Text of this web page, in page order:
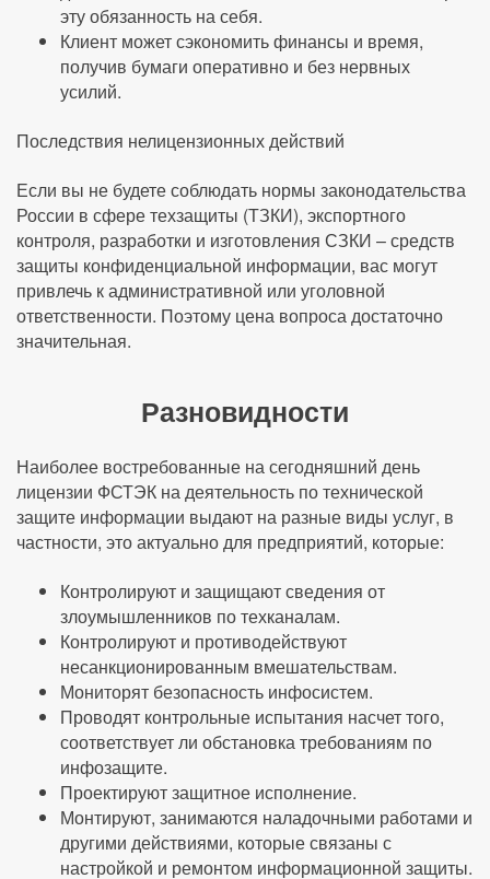
эту обязанность на себя.
Клиент может сэкономить финансы и время,
получив бумаги оперативно и без нервных
усилий.
Последствия нелицензионных действий
Если вы не будете соблюдать нормы законодательства
России в сфере техзащиты (ТЗКИ), экспортного
контроля, разработки и изготовления СЗКИ – средств
защиты конфиденциальной информации, вас могут
привлечь к административной или уголовной
ответственности. Поэтому цена вопроса достаточно
значительная.
Разновидности
Наиболее востребованные на сегодняшний день
лицензии ФСТЭК на деятельность по технической
защите информации выдают на разные виды услуг, в
частности, это актуально для предприятий, которые:
Контролируют и защищают сведения от
злоумышленников по техканалам.
Контролируют и противодействуют
несанкционированным вмешательствам.
Мониторят безопасность инфосистем.
Проводят контрольные испытания насчет того,
соответствует ли обстановка требованиям по
инфозащите.
Проектируют защитное исполнение.
Монтируют, занимаются наладочными работами и
другими действиями, которые связаны с
настройкой и ремонтом информационной защиты.